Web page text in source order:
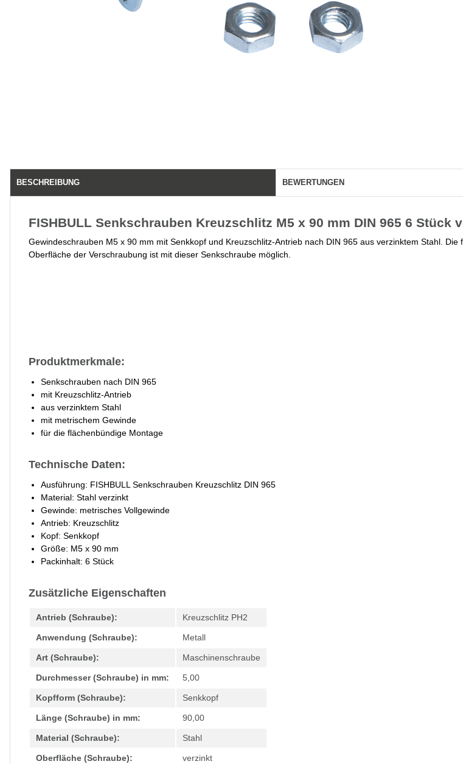
BESCHREIBUNG BEWERTUNGEN
FISHBULL Senkschrauben Kreuzschlitz M5 x 90 mm DIN 965 6 Stück
Gewindeschrauben M5 x 90 mm mit Senkkopf und Kreuzschlitz-Antrieb nach DIN 965 aus verzinktem Stahl.
Oberfläche der Verschraubung ist mit dieser Senkschraube möglich.
Produktmerkmale:
Senkschrauben nach DIN 965
mit Kreuzschlitz-Antrieb
aus verzinktem Stahl
mit metrischem Gewinde
für die flächenbündige Montage
Technische Daten:
Ausführung: FISHBULL Senkschrauben Kreuzschlitz DIN 965
Material: Stahl verzinkt
Gewinde: metrisches Vollgewinde
Antrieb: Kreuzschlitz
Kopf: Senkkopf
Größe: M5 x 90 mm
Packinhalt: 6 Stück
Zusätzliche Eigenschaften
Antrieb (Schraube): Kreuzschlitz PH2
Anwendung (Schraube): Metall
Art (Schraube): Maschinenschraube
Durchmesser (Schraube) in mm: 5,00
Kopfform (Schraube): Senkkopf
Länge (Schraube) in mm: 90,00
Material (Schraube): Stahl
Oberfläche (Schraube): verzinkt